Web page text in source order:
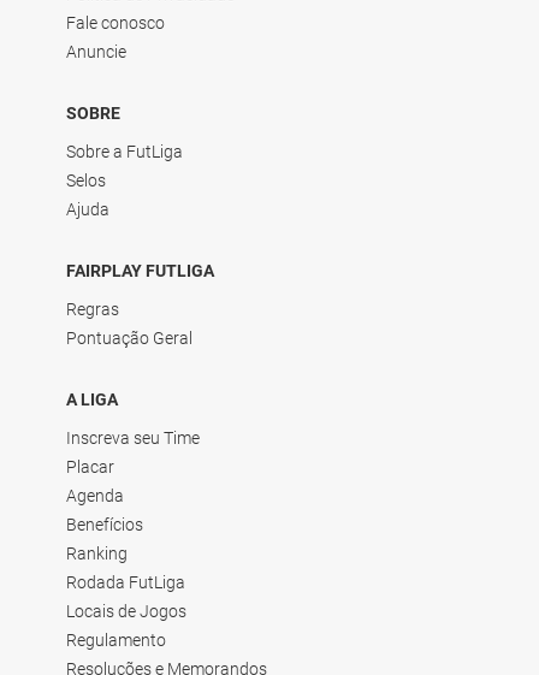
Fale conosco
Anuncie
SOBRE
Sobre a FutLiga
Selos
Ajuda
FAIRPLAY FUTLIGA
Regras
Pontuação Geral
A LIGA
Inscreva seu Time
Placar
Agenda
Benefícios
Ranking
Rodada FutLiga
Locais de Jogos
Regulamento
Resoluções e Memorandos